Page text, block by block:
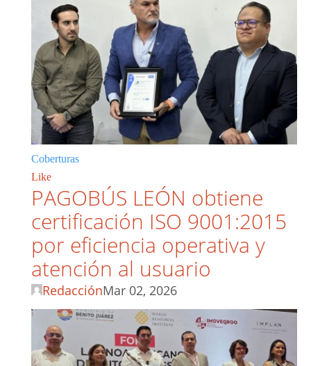
Coberturas
Like
PAGOBÚS LEÓN obtiene
certificación ISO 9001:2015
por eficiencia operativa y
atención al usuario
RedacciónMar 02, 2026